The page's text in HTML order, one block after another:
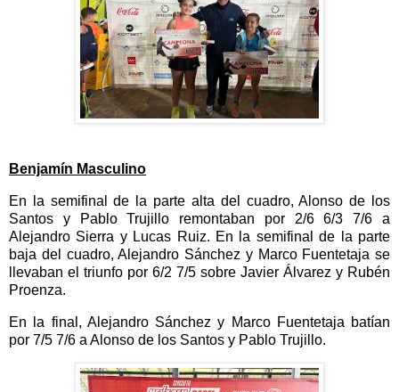
Benjamín Masculino
En la semifinal de la parte alta del cuadro, Alonso de los
Santos y Pablo Trujillo remontaban por 2/6 6/3 7/6 a
Alejandro Sierra y Lucas Ruiz. En la semifinal de la parte
baja del cuadro, Alejandro Sánchez y Marco Fuentetaja se
llevaban el triunfo por 6/2 7/5 sobre Javier Álvarez y Rubén
Proenza.
En la final, Alejandro Sánchez y Marco Fuentetaja batían
por 7/5 7/6 a Alonso de los Santos y Pablo Trujillo.